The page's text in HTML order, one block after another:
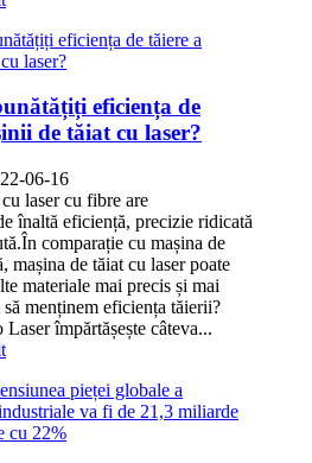
eficiența de
de tăiat cu laser?
06-16
laser cu fibre are
înaltă eficiență, precizie ridicată
comparație cu mașina de
mașina de tăiat cu laser poate
materiale mai precis și mai
menținem eficiența tăierii?
împărtășește câteva...